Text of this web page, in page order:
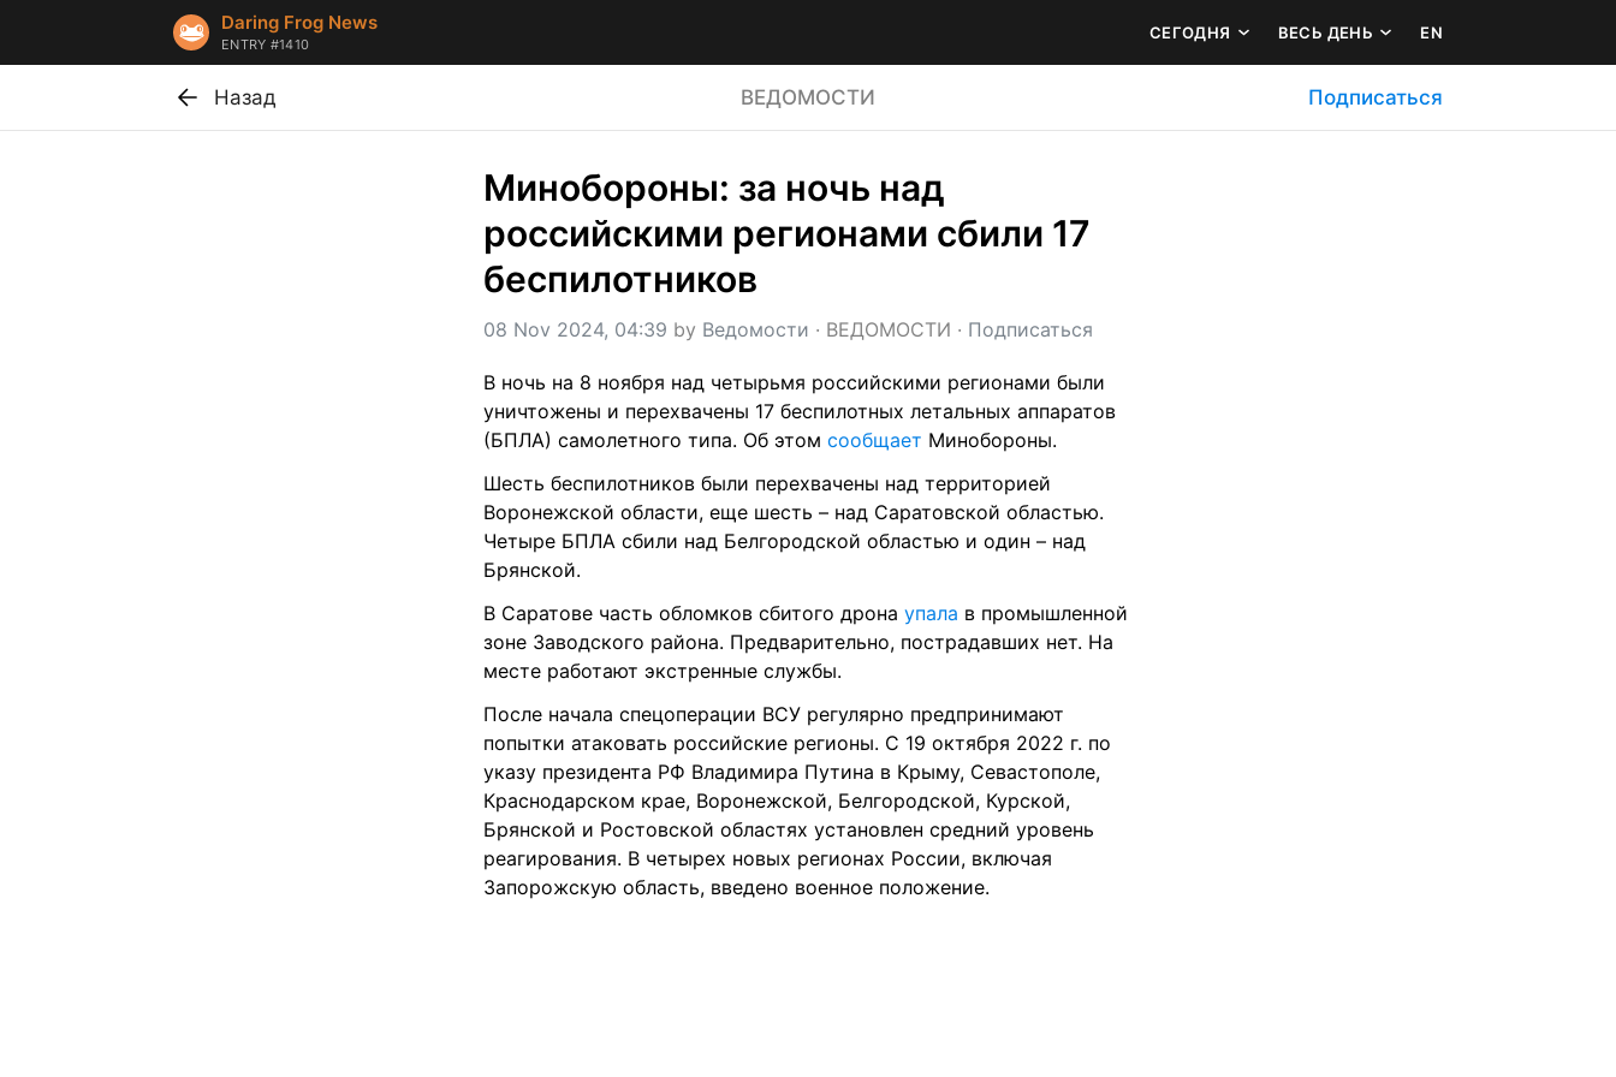
Daring Frog News
ENTRY #1410
СЕГОДНЯ ВЕСЬ ДЕНЬ EN
Назад ВЕДОМОСТИ Подписаться
Минобороны: за ночь над
российскими регионами сбили 17
беспилотников
08 Nov 2024, 04:39 by Ведомости · ВЕДОМОСТИ · Подписаться
В ночь на 8 ноября над четырьмя российскими регионами были
уничтожены и перехвачены 17 беспилотных летальных аппаратов
(БПЛА) самолетного типа. Об этом сообщает Минобороны.
Шесть беспилотников были перехвачены над территорией
Воронежской области, еще шесть – над Саратовской областью.
Четыре БПЛА сбили над Белгородской областью и один – над
Брянской.
В Саратове часть обломков сбитого дрона упала в промышленной
зоне Заводского района. Предварительно, пострадавших нет. На
месте работают экстренные службы.
После начала спецоперации ВСУ регулярно предпринимают
попытки атаковать российские регионы. С 19 октября 2022 г. по
указу президента РФ Владимира Путина в Крыму, Севастополе,
Краснодарском крае, Воронежской, Белгородской, Курской,
Брянской и Ростовской областях установлен средний уровень
реагирования. В четырех новых регионах России, включая
Запорожскую область, введено военное положение.